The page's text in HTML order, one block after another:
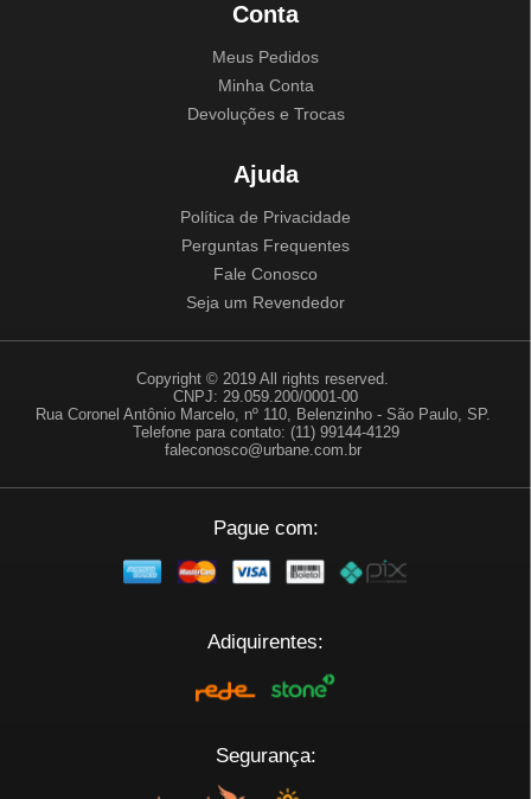
Conta
Meus Pedidos
Minha Conta
Devoluções e Trocas
Ajuda
Política de Privacidade
Perguntas Frequentes
Fale Conosco
Seja um Revendedor
Copyright © 2019 All rights reserved.
CNPJ: 29.059.200/0001-00
Rua Coronel Antônio Marcelo, nº 110, Belenzinho - São Paulo, SP.
Telefone para contato: (11) 99144-4129
faleconosco@urbane.com.br
Pague com:
Adiquirentes:
Segurança: